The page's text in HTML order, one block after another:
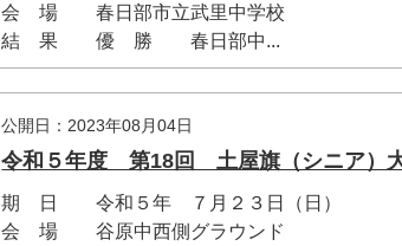
会 場 春日部市立武里中学校
結 果 優 勝 春日部中...
公開日：2023年08月04日
令和５年度 第18回 土屋旗（シニア）
期 日 令和５年 ７月２３日（日）
会 場 谷原中西側グラウンド